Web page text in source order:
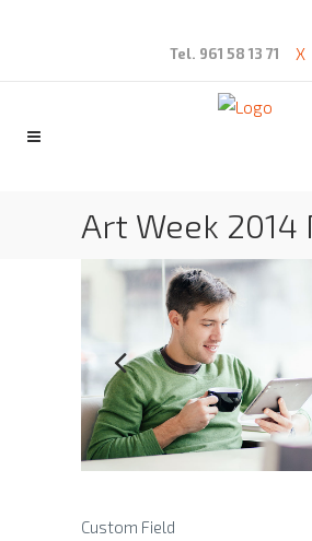
Tel. 961 58 13 71 X
Art Week 2014
Custom Field